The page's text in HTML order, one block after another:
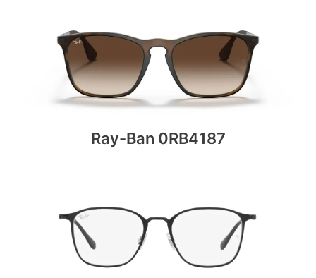
Ray-Ban 0RB4187